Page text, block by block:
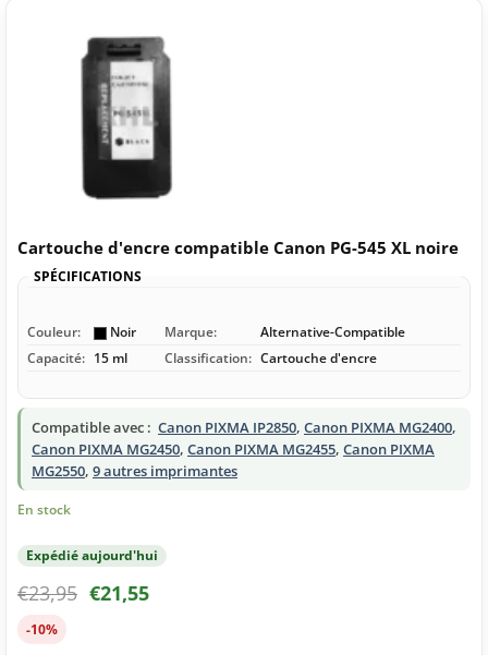
Cartouche d'encre compatible Canon PG-545 XL noire
SPÉCIFICATIONS
Couleur: Noir Marque:
Alternative-Compatible
Capacité: 15 ml Classification: Cartouche d'encre
Compatible avec : Canon PIXMA IP2850, Canon PIXMA MG2400,
Canon PIXMA MG2450, Canon PIXMA MG2455, Canon PIXMA
MG2550, 9 autres imprimantes
En stock
Expédié aujourd'hui
€23,95 €21,55
-10%